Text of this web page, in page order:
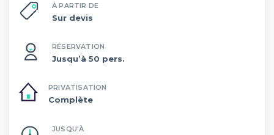
À PARTIR DE
Sur devis
RÉSERVATION
Jusqu’à 50 pers.
PRIVATISATION
Complète
JUSQU'À